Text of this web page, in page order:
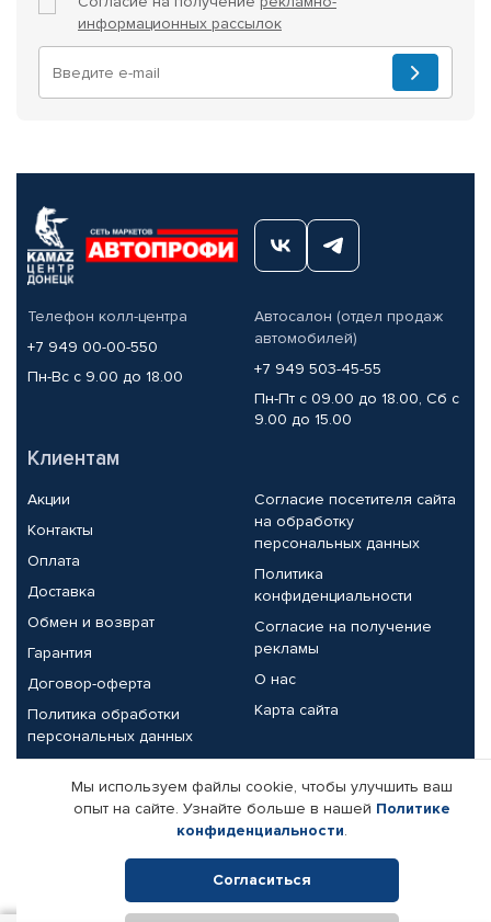
информационных рассылок
Телефон колл-центра
+7 949 00-00-550
Пн-Вс с 9.00 до 18.00
Автосалон (отдел продаж
автомобилей)
+7 949 503-45-55
Пн-Пт с 09.00 до 18.00, Сб с
9.00 до 15.00
Клиентам
Акции
Контакты
Оплата
Доставка
Обмен и возврат
Гарантия
Договор-оферта
Политика обработки
персональных данных
Согласие посетителя сайта
на обработку
персональных данных
Политика
конфиденциальности
Согласие на получение
рекламы
О нас
Карта сайта
Партнерам
Корпоративным клиентам
Поставщикам
Реквизиты компании
Мы используем файлы cookie, чтобы улучшить ваш
опыт на сайте. Узнайте больше в нашей Политике
конфиденциальности.
Согласиться